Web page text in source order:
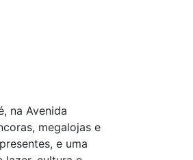
na Avenida
megalojas e
e uma